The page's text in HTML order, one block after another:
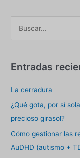
contacto
humana
c
r
p
o
r
:
Entradas
La cerradura
¿Qué gota, por sí
precioso girasol?
Cómo gestionar las
AuDHD (autismo +